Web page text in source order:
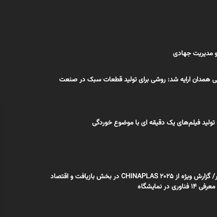
مدیریت جهادی
همدان ارایه شد: روشی برای تولید قطعات سبک در صنعت
تولید فیلم‌های یک دقیقه ای با موضوع خوردگی
اختصاصی بسپار/ گزارش ویژه از CHINAPLAS 2025 در بخش بازیافت و اقتصاد
در نمایشگاه